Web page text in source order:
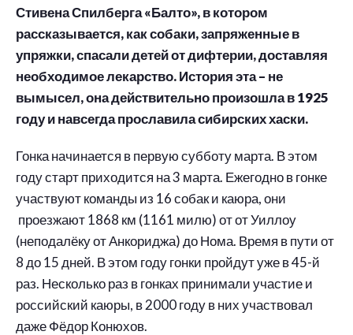
Стивена Спилберга «Балто», в котором
рассказывается, как собаки, запряженные в
упряжки, спасали детей от дифтерии, доставляя
необходимое лекарство. История эта – не
вымысел, она действительно произошла в 1925
году и навсегда прославила сибирских хаски.
Гонка начинается в первую субботу марта. В этом
году старт приходится на 3 марта. Ежегодно в гонке
участвуют команды из 16 собак и каюра, они
проезжают 1868 км (1161 милю) от от Уиллоу
(неподалёку от Анкориджа) до Нома. Время в пути от
8 до 15 дней. В этом году гонки пройдут уже в 45-й
раз. Несколько раз в гонках принимали участие и
российский каюры, в 2000 году в них участвовал
даже Фёдор Конюхов.